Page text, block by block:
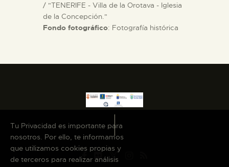
/ "TENERIFE - Villa de la Orotava - Iglesia
de la Concepción."
Fondo fotográfico: Fotografía histórica
Tu Privacidad es importante para
nosotros. Por ello, te informamos
que utilizamos cookies propias y
de terceros para realizar análisis